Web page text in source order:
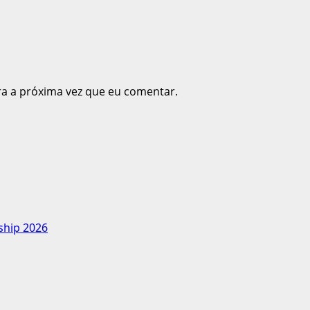
a próxima vez que eu comentar.
2026